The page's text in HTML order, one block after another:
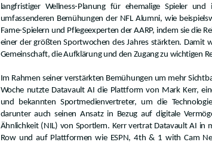
langfristiger Wellness-Planung für ehemalige Spieler
umfassenderen Bemühungen der NFL Alumni, wie
Fame-Spielern und Pflegeexperten der AARP, indem sie die
einer der größten Sportwochen des Jahres stärkten. Damit
Gemeinschaft, die Aufklärung und den Zugang zu wichtigen
Im Rahmen seiner verstärkten Bemühungen um mehr
Woche nutzte Datavault AI die Plattform von Mark Kerr,
und bekannten Sportmedienvertreter, um die
darunter auch seinen Ansatz in Bezug auf digitale
Ähnlichkeit (NIL) von Sportlern. Kerr vertrat Datavault AI in
Row und auf Plattformen wie ESPN, 4th & 1 with Cam